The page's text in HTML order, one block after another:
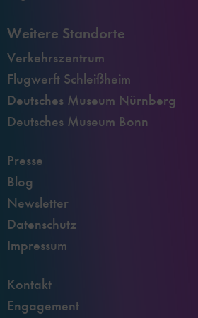
Weitere Standorte
Verkehrszentrum
Flugwerft Schleißheim
Deutsches Museum Nürnberg
Deutsches Museum Bonn
Presse
Blog
Newsletter
Datenschutz
Impressum
Kontakt
Engagement